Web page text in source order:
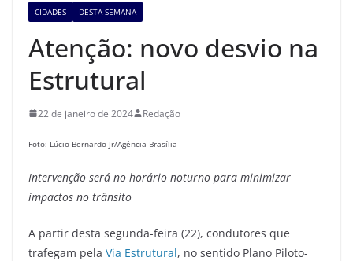
CIDADES DESTA SEMANA
Atenção: novo desvio na
Estrutural
22 de janeiro de 2024 Redação
Foto: Lúcio Bernardo Jr/Agência Brasília
Intervenção será no horário noturno para minimizar
impactos no trânsito
A partir desta segunda-feira (22), condutores que
trafegam pela Via Estrutural, no sentido Plano Piloto-